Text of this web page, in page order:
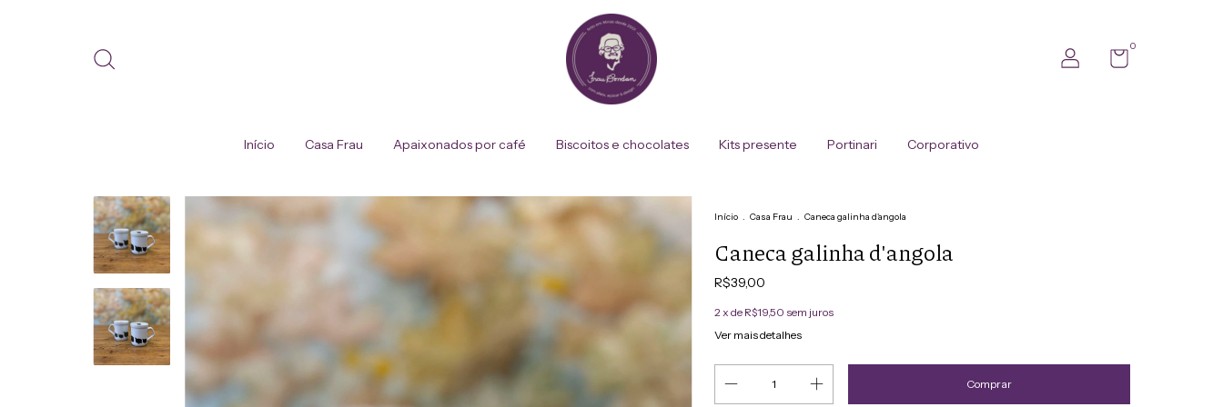
0
Início Casa Frau Apaixonados por café Biscoitos e chocolates Kits presente Portinari Corporativo
Início . Casa Frau . Caneca galinha d'angola
Caneca galinha d'angola
R$39,00
2x de R$19,50 sem juros
Ver mais detalhes